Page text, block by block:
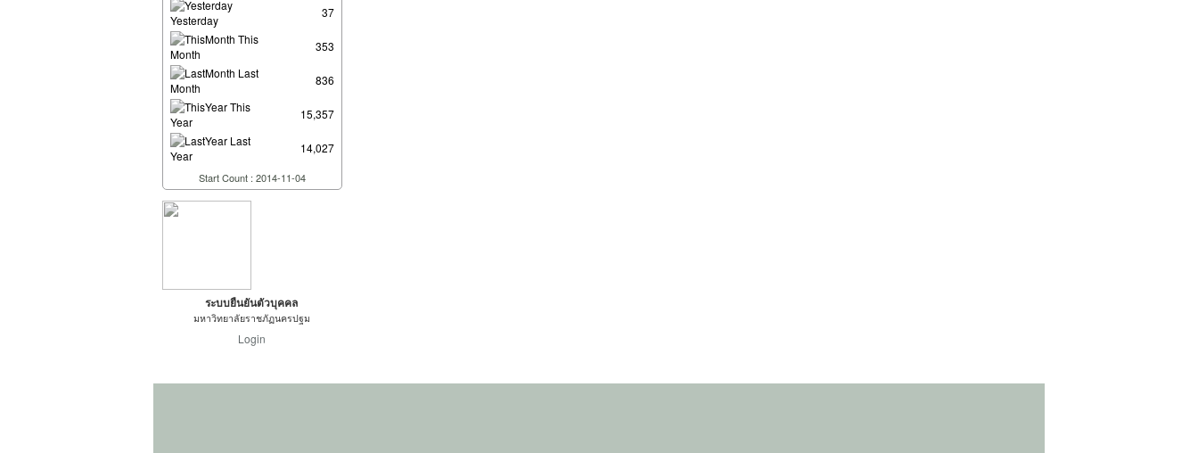
Yesterday
37
This
Month
353
Last
Month
836
This
Year
15,357
Last
Year
14,027
Start Count : 2014-11-04
ระบบยืนยันตัวบุคคล
มหาวิทยาลัยราชภัฏนครปฐม
Login